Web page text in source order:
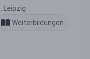
Leipzig
Weiterbildungen